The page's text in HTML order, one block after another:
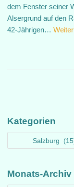
dem Fenster seiner
Alsergrund auf den
42-Jährigen…
Kategorien
Monats-Archiv